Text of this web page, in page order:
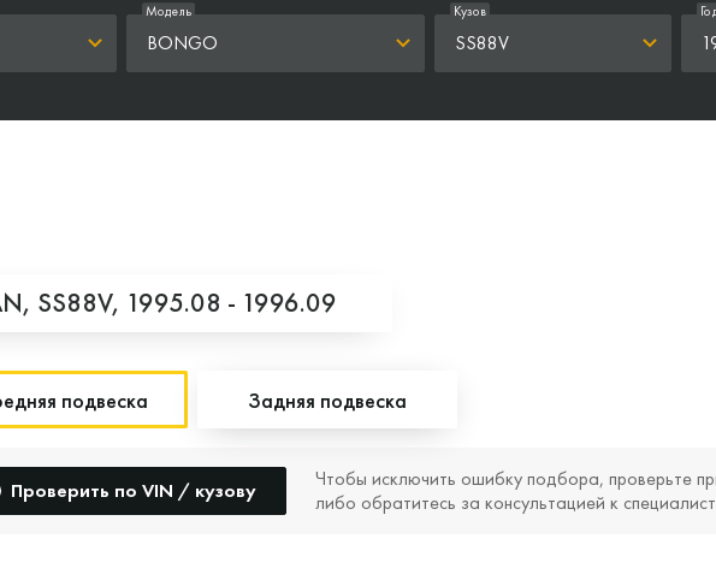
BONGO
Модель
SS88V
Кузов
SS88V, 1995.08 - 1996.09
подвеска Задняя подвеска
Проверить по VIN / кузову
Чтобы исключить ошибку подбора, проверьте
либо обратитесь за консультацией к